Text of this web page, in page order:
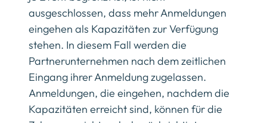
ausgeschlossen, dass mehr Anmeldungen
eingehen als Kapazitäten zur Verfügung
stehen. In diesem Fall werden die
Partnerunternehmen nach dem zeitlichen
Eingang ihrer Anmeldung zugelassen.
Anmeldungen, die eingehen, nachdem die
Kapazitäten erreicht sind, können für die